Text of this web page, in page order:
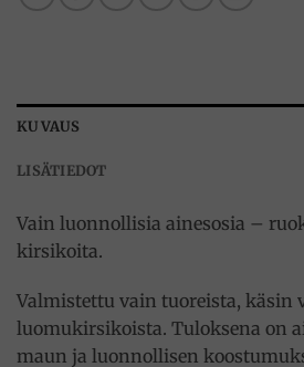
KUVAUS
LISÄTIEDOT
Vain luonnollisia ainesosia –
kirsikoita.
Valmistettu vain tuoreista, käsin
luomukirsikoista. Tuloksena on
maun ja luonnollisen